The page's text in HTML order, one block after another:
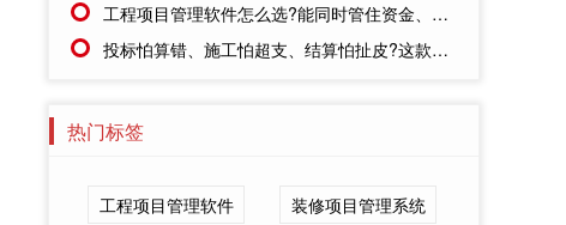
工程项目管理软件怎么选?能同时管住资金、成本、进度的才靠谱
投标怕算错、施工怕超支、结算怕扯皮?这款施工成本管理系统一招全解决
热门标签
工程项目管理软件 装修项目管理系统